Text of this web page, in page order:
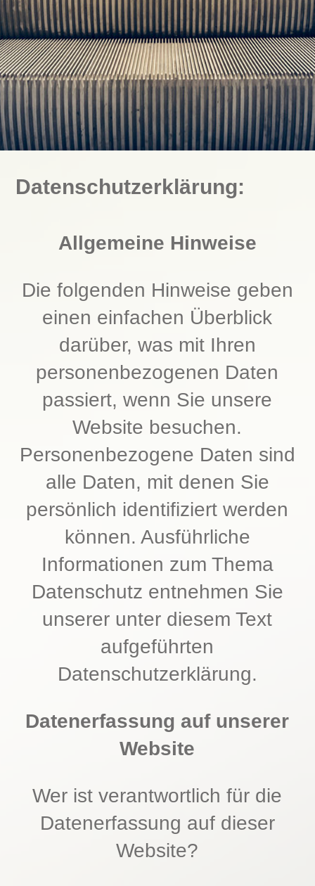
Datenschutzerklärung:
Allgemeine Hinweise
Die folgenden Hinweise geben
einen einfachen Überblick
darüber, was mit Ihren
personenbezogenen Daten
passiert, wenn Sie unsere
Website besuchen.
Personenbezogene Daten sind
alle Daten, mit denen Sie
persönlich identifiziert werden
können. Ausführliche
Informationen zum Thema
Datenschutz entnehmen Sie
unserer unter diesem Text
aufgeführten
Datenschutzerklärung.
Datenerfassung auf unserer
Website
Wer ist verantwortlich für die
Datenerfassung auf dieser
Website?